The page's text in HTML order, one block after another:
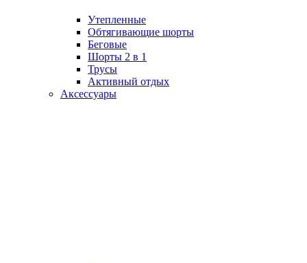
Утепленные
Обтягивающие шорты
Беговые
Шорты 2 в 1
Трусы
Активный отдых
Аксессуары